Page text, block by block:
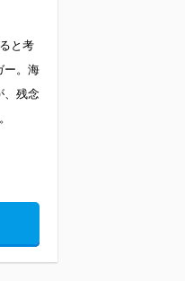
と考
ー。海
、残念